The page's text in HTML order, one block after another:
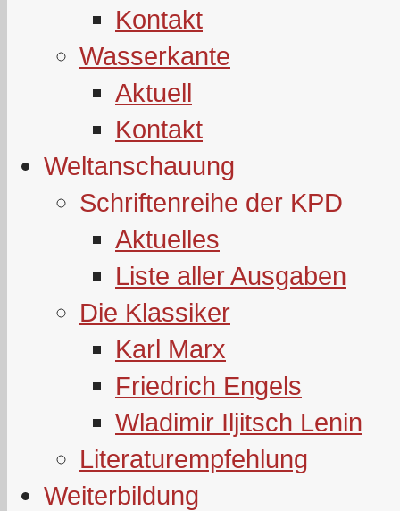
Kontakt
Wasserkante
Aktuell
Kontakt
Weltanschauung
Schriftenreihe der KPD
Aktuelles
Liste aller Ausgaben
Die Klassiker
Karl Marx
Friedrich Engels
Wladimir Iljitsch Lenin
Literaturempfehlung
Weiterbildung